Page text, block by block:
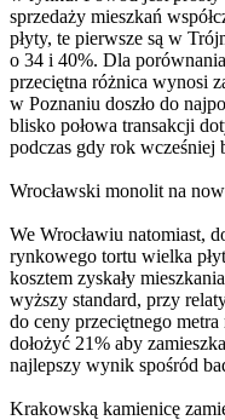
sprzedaży mieszkań
płyty, te pierwsze są w
o 34 i 40%. Dla
przeciętna różnica wynosi
w Poznaniu doszło do
blisko połowa transakcji
podczas gdy rok wcześniej
Wrocławski monolit na
We Wrocławiu natomiast,
rynkowego tortu wielka
kosztem zyskały
wyższy standard, przy
do ceny przeciętnego
dołożyć 21% aby
najlepszy wynik spośród
Krakowską kamienicę